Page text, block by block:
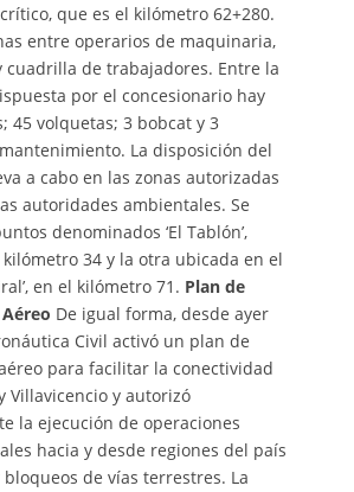
que es el kilómetro 62+280.
entre operarios de maquinaria,
cuadrilla de trabajadores. Entre la
por el concesionario hay
45 volquetas; 3 bobcat y 3
La disposición del
a cabo en las zonas autorizadas
autoridades ambientales. Se
denominados ‘El Tablón’,
34 y la otra ubicada en el
en el kilómetro 71. Plan de
De igual forma, desde ayer
Civil activó un plan de
para facilitar la conectividad
Villavicencio y autorizó
la ejecución de operaciones
hacia y desde regiones del país
de vías terrestres. La